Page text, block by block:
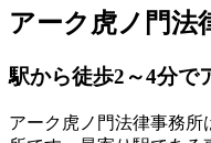
アーク虎ノ門法
駅から徒歩2～4分で
アーク虎ノ門法律事務所